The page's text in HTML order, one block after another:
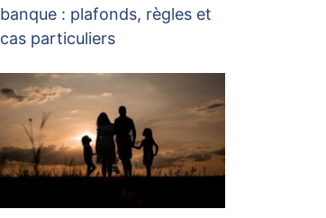
banque : plafonds, règles et
cas particuliers